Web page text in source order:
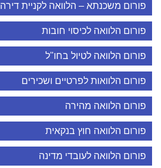
פורום משכנתא – הלוואה לקניית דירה
פורום הלוואה לכיסוי חובות
פורום הלוואה לטיול בחו"ל
פורום הלוואות לפרטיים ושכירים
פורום הלוואה מהירה
פורום הלוואה חוץ בנקאית
פורום הלוואה לעובדי מדינה